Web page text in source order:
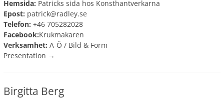
Hemsida: Patricks sida hos Konsthantverkarna
Epost: patrick@radley.se
Telefon: +46 705282028
Facebook:Krukmakaren
Verksamhet: A-Ö / Bild & Form
Presentation →
Birgitta Berg